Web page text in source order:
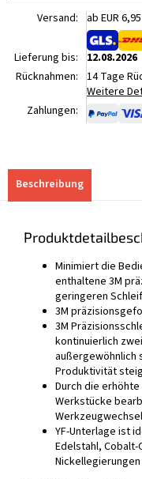
Versand: ab EUR
Lieferung bis:
12.08.2026
Rücknahmen: 14 Tage
Weitere
Zahlungen:
Beschreibung
Minimiert die
enthaltene 3M
geringeren
3M
3M
kontinuierlich
außergewöhnlich
Produktivität
Durch die
Werkstücke
YF-Unterlage ist
Edelstahl, Cobalt-